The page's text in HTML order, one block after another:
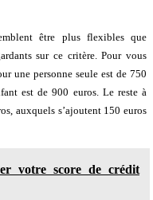
être plus flexibles que
sur ce critère. Pour vous
une personne seule est de 750
est de 900 euros. Le reste à
auxquels s’ajoutent 150 euros
votre score de crédit